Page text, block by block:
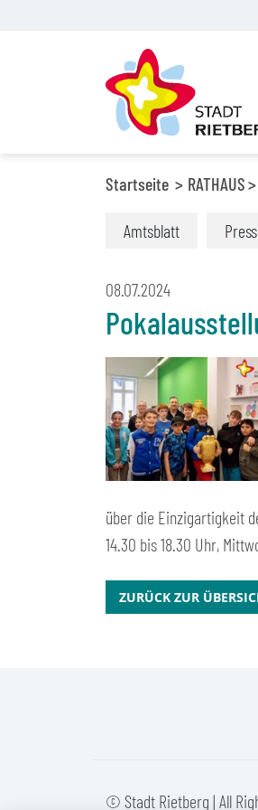
Startseite RATHAUS
Amtsblatt
08.07.2024
über die Einzigartigkeit
14.30 bis 18.30 Uhr,
ZURÜCK ZUR
© Stadt Rietberg | All